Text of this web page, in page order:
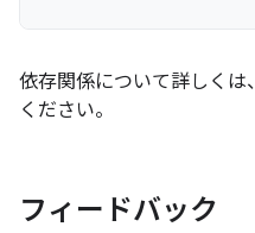
依存関係について詳しくは、
ください。
フィードバック